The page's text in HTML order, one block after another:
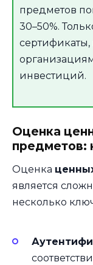
предметов
30–50%.
инвестиций.
Оценка
предметов:
Оценка
является
несколько